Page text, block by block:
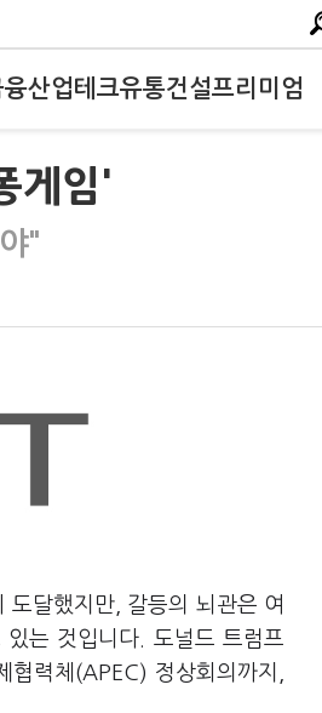
융산업테크유통건설프리미엄
게임'
"
달했지만, 갈등의 뇌관은 여
는 것입니다. 도널드 트럼프
력체(APEC) 정상회의까지,